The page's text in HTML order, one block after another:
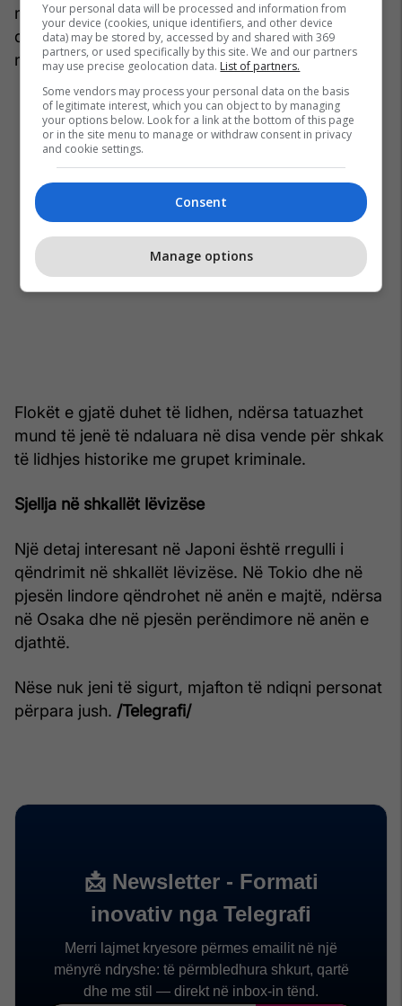
një përvojë unike. Megjithatë, ka rregulla të qarta:
duhet të laheni mirë para hyrjes dhe zakonisht
nuk lejohen rrobat e banjës.
Flokët e gjatë duhet të lidhen, ndërsa tatuazhet
mund të jenë të ndaluara në disa vende për shkak
të lidhjes historike me grupet kriminale.
Sjellja në shkallët lëvizëse
Një detaj interesant në Japoni është rregulli i
qëndrimit në shkallët lëvizëse. Në Tokio dhe në
pjesën lindore qëndrohet në anën e majtë, ndërsa
në Osaka dhe në pjesën perëndimore në anën e
djathtë.
Nëse nuk jeni të sigurt, mjafton të ndiqni personat
përpara jush. /Telegrafi/
Your personal data will be processed and information from
your device (cookies, unique identifiers, and other device
data) may be stored by, accessed by and shared with 369
partners, or used specifically by this site. We and our partners
may use precise geolocation data. List of partners.
Some vendors may process your personal data on the basis
of legitimate interest, which you can object to by managing
your options below. Look for a link at the bottom of this page
or in the site menu to manage or withdraw consent in privacy
and cookie settings.
Consent
Manage options